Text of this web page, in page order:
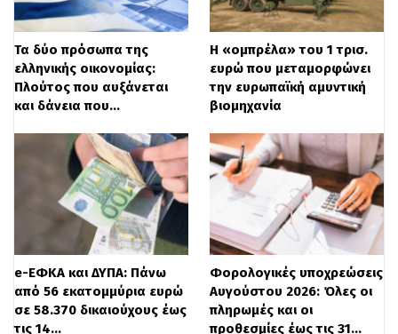
Οι προθεσμίες για νομικά πρόσωπα
Οι προθεσμίες υποβολής των
φορολογικών δηλώσεων αλλά και ο
τρόπος καταβολής του φόρου
εισοδήματος για τις επιχειρήσεις και τα
Τα δύο πρόσωπα της
ελληνικής οικονομίας:
Πλούτος που αυξάνεται
και δάνεια που…
Η «ομπρέλα» του 1 τρισ.
ευρώ που μεταμορφώνει
την ευρωπαϊκή αμυντική
βιομηχανία
e-ΕΦΚΑ και ΔΥΠΑ: Πάνω
από 56 εκατομμύρια ευρώ
σε 58.370 δικαιούχους έως
τις 14…
Φορολογικές υποχρεώσεις
Αυγούστου 2026: Όλες οι
πληρωμές και οι
προθεσμίες έως τις 31…